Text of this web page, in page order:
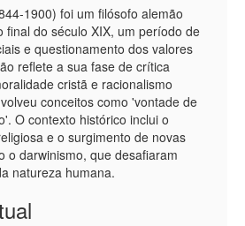
1900) foi um filósofo alemão
final do século XIX, um período de
e questionamento dos valores
reflete a sua fase de crítica
cristã e racionalismo
conceitos como 'vontade de
O contexto histórico inclui o
e o surgimento de novas
o darwinismo, que desafiaram
natureza humana.